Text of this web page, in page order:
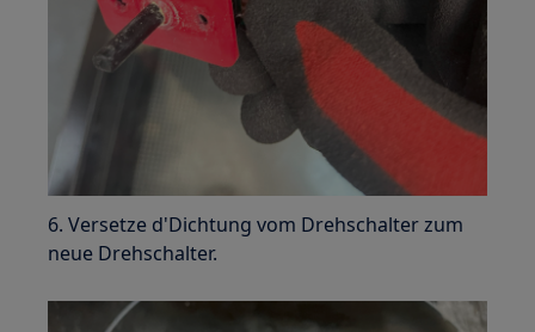
6. Versetze d'Dichtung vom Drehschalter zum
neue Drehschalter.